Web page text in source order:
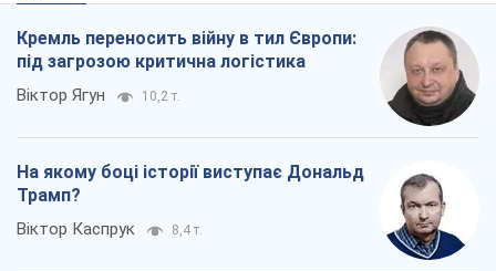
Кремль переносить війну в тил Європи:
під загрозою критична логістика
Віктор Ягун 10,2 т.
На якому боці історії виступає Дональд
Трамп?
Віктор Каспрук 8,4 т.